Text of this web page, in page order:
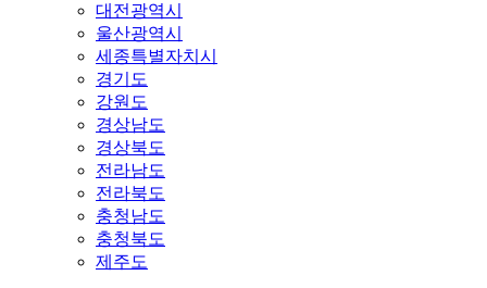
대전광역시
울산광역시
세종특별자치시
경기도
강원도
경상남도
경상북도
전라남도
전라북도
충청남도
충청북도
제주도